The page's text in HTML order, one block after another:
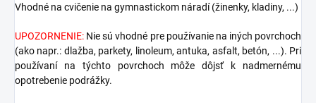
Vhodné na cvičenie na gymnastickom náradí (žinenky, kladiny, ...)
UPOZORNENIE: Nie sú vhodné pre používanie na iných povrchoch
(ako napr.: dlažba, parkety, linoleum, antuka, asfalt, betón, ...). Pri
používaní na týchto povrchoch môže dôjsť k nadmernému
opotrebenie podrážky.